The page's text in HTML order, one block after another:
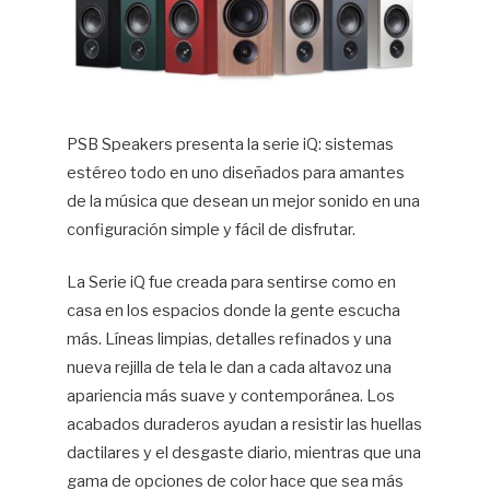
PSB Speakers presenta la serie iQ: sistemas
estéreo todo en uno diseñados para amantes
de la música que desean un mejor sonido en una
configuración simple y fácil de disfrutar.⁠
La Serie iQ fue creada para sentirse como en
casa en los espacios donde la gente escucha
más. Líneas limpias, detalles refinados y una
nueva rejilla de tela le dan a cada altavoz una
apariencia más suave y contemporánea. Los
acabados duraderos ayudan a resistir las huellas
dactilares y el desgaste diario, mientras que una
gama de opciones de color hace que sea más